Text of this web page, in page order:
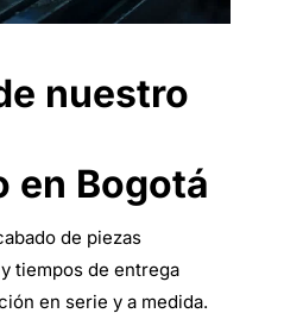
nuestro
en Bogotá
de piezas
tiempos de entrega
en serie y a medida.